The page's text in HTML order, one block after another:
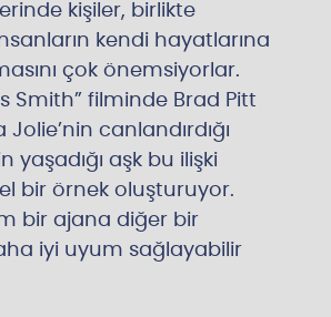
kişiler, birlikte
kendi hayatlarına
çok önemsiyorlar.
Smith” filminde Brad Pitt
canlandırdığı
yaşadığı aşk bu ilişki
bir örnek oluşturuyor.
bir ajana diğer bir
iyi uyum sağlayabilir